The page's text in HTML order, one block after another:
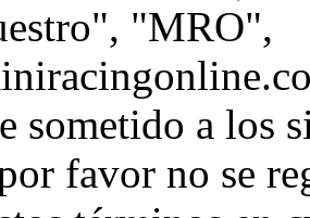
"MRO",
sometido a los
favor no se